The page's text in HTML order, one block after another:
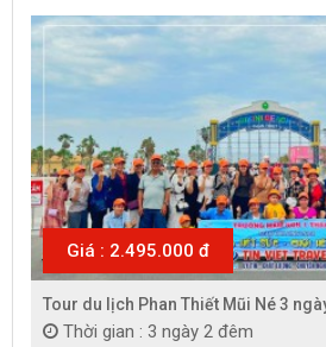
Giá : 2.495.000 đ
Tour du lịch Phan Thiết Mũi Né 3
Thời gian : 3 ngày 2 đêm